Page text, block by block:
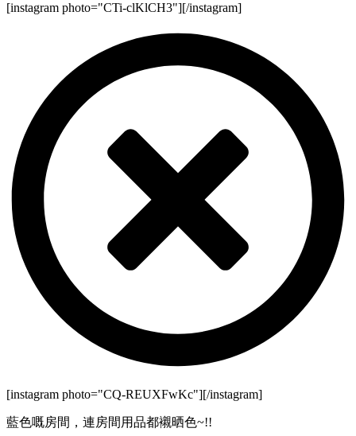
[instagram photo="CTi-clKlCH3"][/instagram]
[instagram photo="CQ-REUXFwKc"][/instagram]
藍色嘅房間，連房間用品都襯晒色~!!